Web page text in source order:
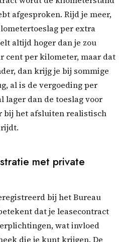
afgesproken. Rijd je meer,
per extra
altijd hoger dan je zou
cent per kilometer, maar dat
dan krijg je bij sommige
al is de vergoeding per
dan de toeslag voor
bij het afsluiten realistisch
met private
bij het Bureau
dat je leasecontract
wat invloed
die je kunt krijgen. De